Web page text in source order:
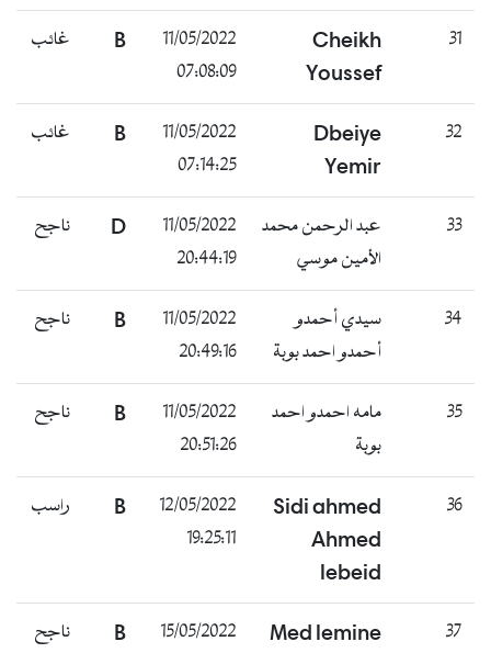
31
Cheikh
Youssef
11/05/2022
07:08:09
B غائب
32
Dbeiye
Yemir
11/05/2022
07:14:25
B غائب
33
عبد الرحمن محمد
الأمين موسي
11/05/2022
20:44:19
D ناجح
34
سيدي أحمدو
أحمدو احمد بوبة
11/05/2022
20:49:16
B ناجح
35
مامه احمدو احمد
بوبة
11/05/2022
20:51:26
B ناجح
36
Sidi ahmed
Ahmed
lebeid
12/05/2022
19:25:11
B راسب
37
Med lemine
15/05/2022
B ناجح